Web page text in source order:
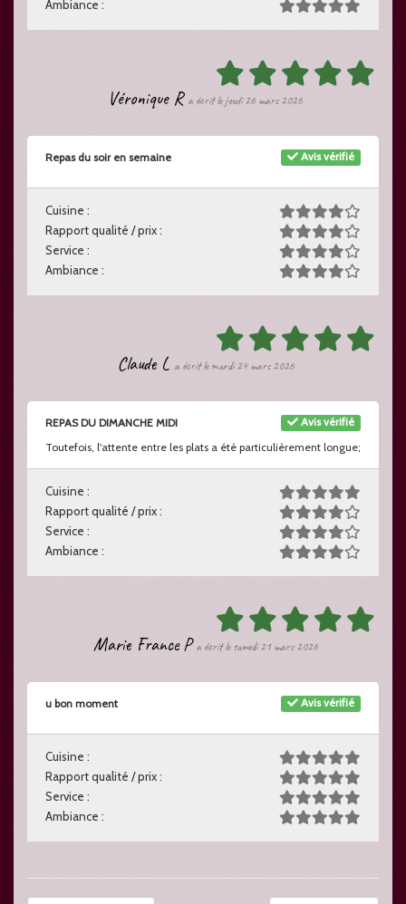
Ambiance :
Véronique R a écrit le jeudi 26 mars 2026
Avis vérifié
Repas du soir en semaine
Cuisine :
Rapport qualité / prix :
Service :
Ambiance :
Claude L a écrit le mardi 24 mars 2026
Avis vérifié
REPAS DU DIMANCHE MIDI
Toutefois, l'attente entre les plats a été particulièrement longue;
Cuisine :
Rapport qualité / prix :
Service :
Ambiance :
Marie France P a écrit le samedi 21 mars 2026
Avis vérifié
u bon moment
Cuisine :
Rapport qualité / prix :
Service :
Ambiance :